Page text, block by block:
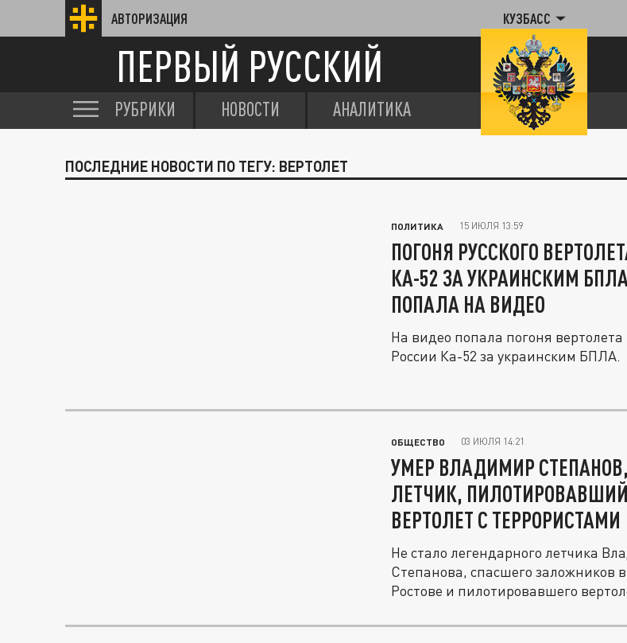
АВТОРИЗАЦИЯ КУЗБАСС
ПЕРВЫЙ РУССКИЙ
РУБРИКИ НОВОСТИ АНАЛИТИКА
ПОСЛЕДНИЕ НОВОСТИ ПО ТЕГУ: ВЕРТОЛЕТ
ПОЛИТИКА 15 ИЮЛЯ 13:59
ПОГОНЯ РУССКОГО
КА-52 ЗА УКРАИНСКИМ БПЛА
ПОПАЛА НА ВИДЕО
На видео попала погоня
России Ка-52 за украинским БПЛА.
ОБЩЕСТВО 03 ИЮЛЯ 14:21
УМЕР ВЛАДИМИР СТЕПАНОВ,
ЛЕТЧИК, ПИЛОТИРОВАВШИЙ
ВЕРТОЛЕТ С ТЕРРОРИСТАМИ
Не стало легендарного летчика
Степанова, спасшего заложников в
Ростове и пилотировавшего